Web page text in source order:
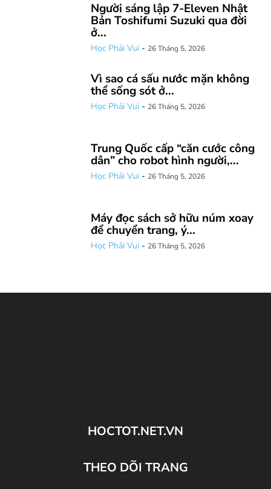
Người sáng lập 7-Eleven Nhật
Bản Toshifumi Suzuki qua đời
ở...
Học Phải Vui - 26 Tháng 5, 2026
Vì sao cá sấu nước mặn không
thể sống sót ở...
Học Phải Vui - 26 Tháng 5, 2026
Trung Quốc cấp “căn cước công
dân” cho robot hình người,...
Học Phải Vui - 26 Tháng 5, 2026
Máy đọc sách sở hữu núm xoay
để chuyển trang, ý...
Học Phải Vui - 26 Tháng 5, 2026
HOCTOT.NET.VN
THEO DÕI TRANG